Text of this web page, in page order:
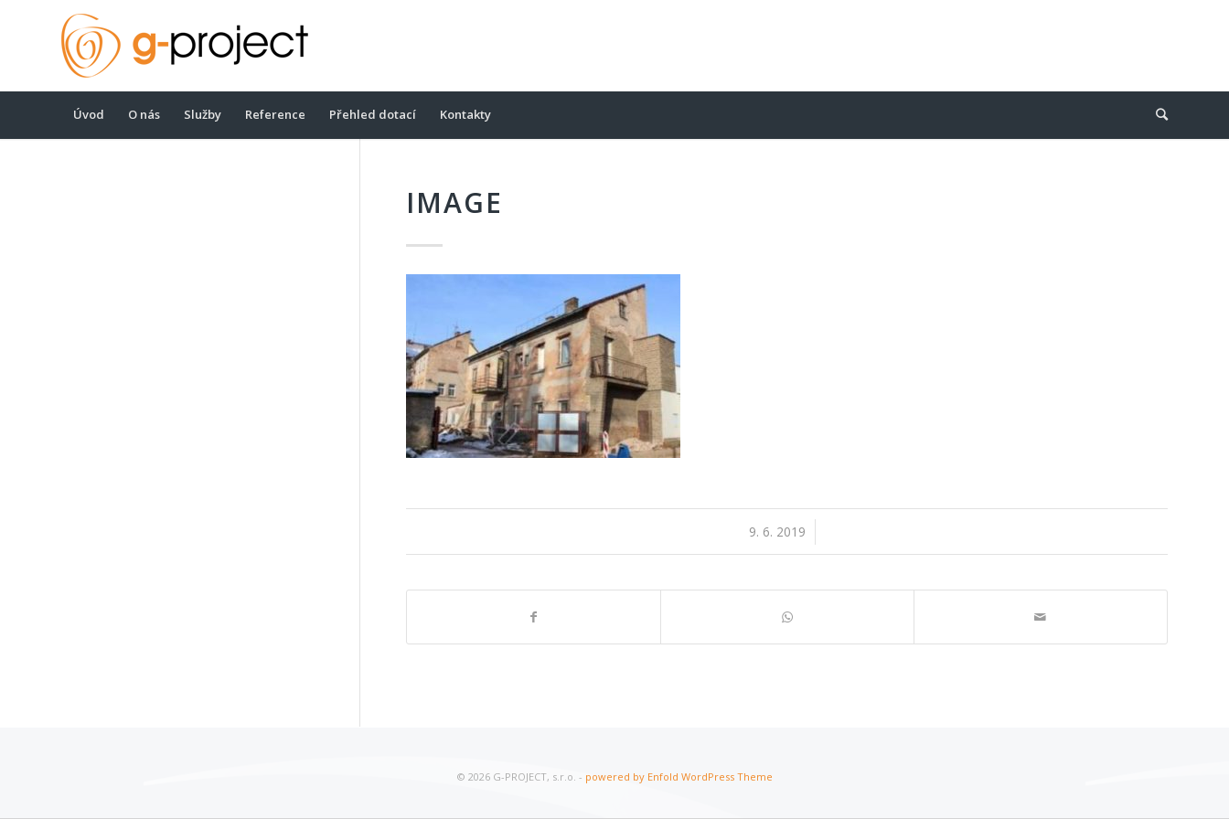
Úvod O nás Služby Reference Přehled dotací Kontakty
IMAGE
9. 6. 2019
/
© 2026 G-PROJECT, s.r.o. - powered by Enfold WordPress Theme